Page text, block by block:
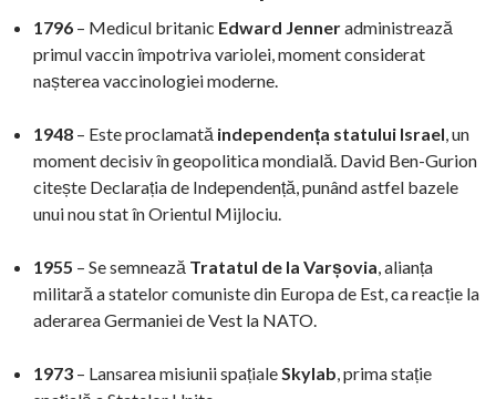
1796 – Medicul britanic Edward Jenneradministrează
primul vaccin împotriva variolei, moment considerat
nașterea vaccinologiei moderne.
1948 – Este proclamată independența statului Israel, un
moment decisiv în geopolitica mondială. David Ben-Gurion
citește Declarația de Independență, punând astfel bazele
unui nou stat în Orientul Mijlociu.
1955 – Se semnează Tratatul de la Varșovia, alianța
militară a statelor comuniste din Europa de Est, ca reacție la
aderarea Germaniei de Vest la NATO.
1973 – Lansarea misiunii spațialeSkylab, prima stație